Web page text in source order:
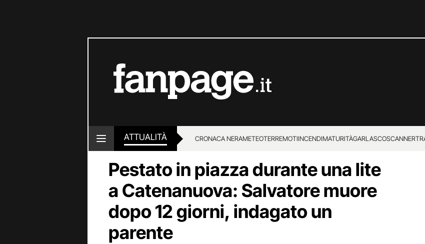
ATTUALITÀ CRONACA NERAMETEOTERREMOTIINCENDIMATURITÀGARLASCOSCANNER
LOTTO E SUPERENALOTTO
Pestato in piazza durante una lite
a Catenanuova: Salvatore muore
dopo 12 giorni, indagato un
parente